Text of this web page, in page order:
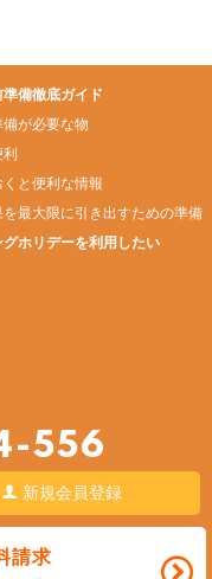
準備徹底ガイド
備が必要な物
と便利な情報
を最大限に引き出すための準備
グホリデーを利用したい
556
新規会員登録
請求